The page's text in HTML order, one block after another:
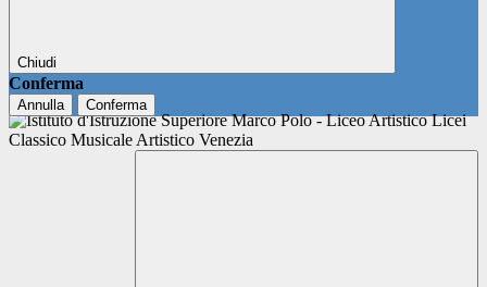
Chiudi
Conferma
Annulla Conferma